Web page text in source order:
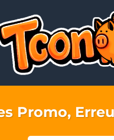
Promo,